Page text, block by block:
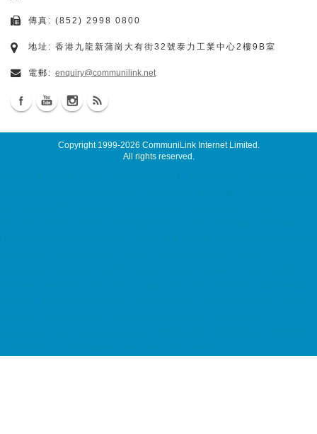
傳真: (852) 2998 0800
地址: 香港九龍新蒲崗大有街32號泰力工業中心2樓9B室
電郵: enquiry@communilink.net
Copyright 1999-2026 CommuniLink Internet Limited
All rights reserved.